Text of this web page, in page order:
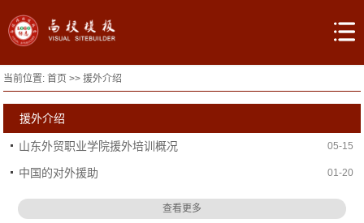
当前位置:首页 >>援外介绍
援外介绍
山东外贸职业学院援外培训概况 05-15
中国的对外援助 01-20
查看更多